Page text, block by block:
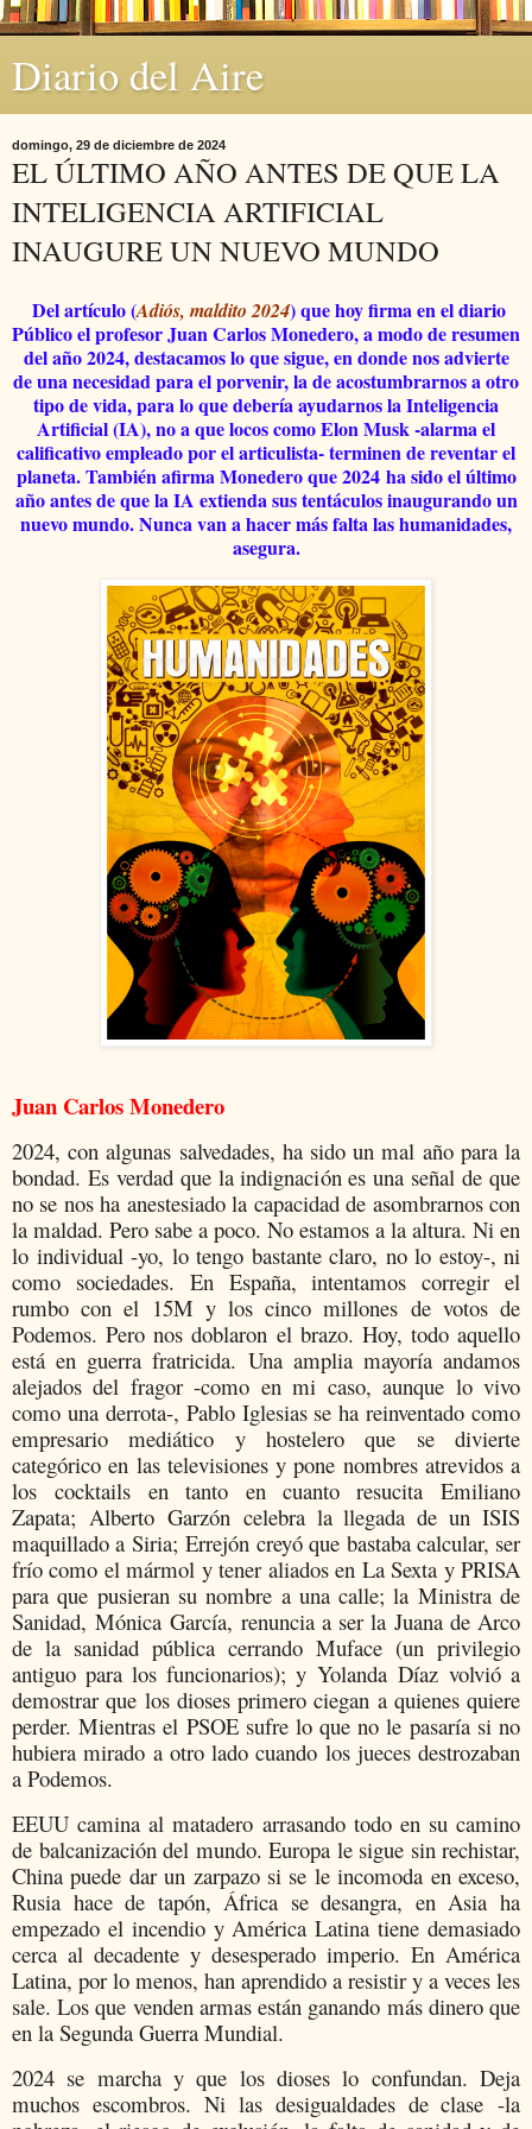
Diario del Aire
domingo, 29 de diciembre de 2024
EL ÚLTIMO AÑO ANTES DE QUE LA
INTELIGENCIA ARTIFICIAL
INAUGURE UN NUEVO MUNDO
Del artículo (Adiós, maldito 2024) que hoy firma en el diario
Público el profesor Juan Carlos Monedero, a modo de resumen
del año 2024, destacamos lo que sigue, en donde nos advierte
de una necesidad para el porvenir, la de acostumbrarnos a otro
tipo de vida, para lo que debería ayudarnos la Inteligencia
Artificial (IA), no a que locos como Elon Musk -alarma el
calificativo empleado por el articulista- terminen de reventar el
planeta. También afirma Monedero que 2024ha sido el último
año antes de que la IA extienda sus tentáculos inaugurando un
nuevo mundo. Nunca van a hacer más falta las humanidades,
asegura.
Juan Carlos Monedero
2024, con algunas salvedades, ha sido un mal año para la
bondad. Es verdad que la indignación es una señal de que
no se nos ha anestesiado la capacidad de asombrarnos con
la maldad. Pero sabe a poco. No estamos a la altura. Ni en
lo individual -yo, lo tengo bastante claro, no lo estoy-, ni
como sociedades. En España, intentamos corregir el
rumbo con el 15M y los cinco millones de votos de
Podemos. Pero nos doblaron el brazo. Hoy, todo aquello
está en guerra fratricida. Una amplia mayoría andamos
alejados del fragor -como en mi caso, aunque lo vivo
como una derrota-, Pablo Iglesias se ha reinventado como
empresario mediático y hostelero que se divierte
categórico en las televisiones y pone nombres atrevidos a
los cocktails en tanto en cuanto resucita Emiliano
Zapata; Alberto Garzón celebra la llegada de un ISIS
maquillado a Siria; Errejón creyó que bastaba calcular, ser
frío como el mármol y tener aliados en La Sexta y PRISA
para que pusieran su nombre a una calle; la Ministra de
Sanidad, Mónica García, renuncia a ser la Juana de Arco
de la sanidad pública cerrando Muface (un privilegio
antiguo para los funcionarios); y Yolanda Díaz volvió a
demostrar que los dioses primero ciegan a quienes quiere
perder. Mientras el PSOE sufre lo que no le pasaría si no
hubiera mirado a otro lado cuando los jueces destrozaban
a Podemos.
EEUU camina al matadero arrasando todo en su camino
de balcanización del mundo. Europa le sigue sin rechistar,
China puede dar un zarpazo si se le incomoda en exceso,
Rusia hace de tapón, África se desangra, en Asia ha
empezado el incendio y América Latina tiene demasiado
cerca al decadente y desesperado imperio. En América
Latina, por lo menos, han aprendido a resistir y a veces les
sale. Los que venden armas están ganando más dinero que
en la Segunda Guerra Mundial.
2024 se marcha y que los dioses lo confundan. Deja
muchos escombros. Ni las desigualdades de clase -la